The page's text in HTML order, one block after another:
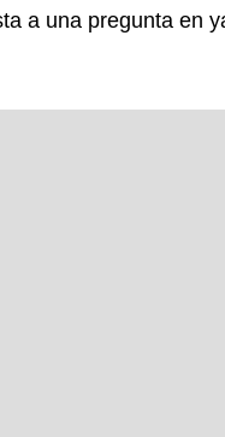
a una pregunta en